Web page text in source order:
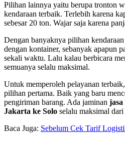
Pilihan lainnya yaitu berupa tronton
kendaraan terbaik. Terlebih karena
sebesar 20 ton. Wajar saja karena
Dengan banyaknya pilihan
dengan kontainer, sebanyak apapun
sekali waktu. Lalu kalau berbicara
semuanya selalu maksimal.
Untuk memperoleh pelayanan
pilihan pertama. Baik yang baru
pengiriman barang. Ada jaminan
Jakarta ke Solo selalu maksimal
Baca Juga: Sebelum Cek Tarif